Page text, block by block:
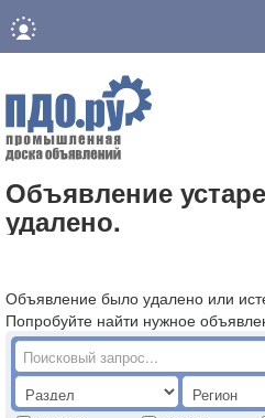
Объявление
удалено.
Объявление было удалено или
Попробуйте найти нужное